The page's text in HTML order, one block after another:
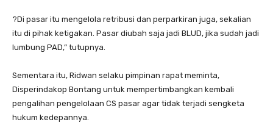
?Di pasar itu mengelola retribusi dan perparkiran juga, sekalian
itu di pihak ketigakan. Pasar diubah saja jadi BLUD, jika sudah jadi
lumbung PAD,” tutupnya.
Sementara itu, Ridwan selaku pimpinan rapat meminta,
Disperindakop Bontang untuk mempertimbangkan kembali
pengalihan pengelolaan CS pasar agar tidak terjadi sengketa
hukum kedepannya.